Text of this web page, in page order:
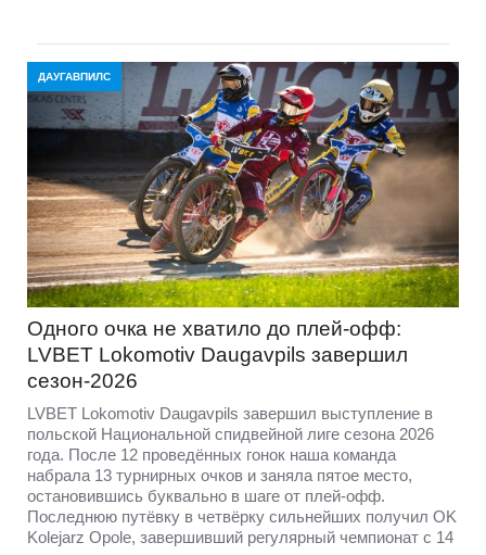
ДАУГАВПИЛС
Одного очка не хватило до плей-офф:
LVBET Lokomotiv Daugavpils завершил
сезон-2026
LVBET Lokomotiv Daugavpils завершил выступление в
польской Национальной спидвейной лиге сезона 2026
года. После 12 проведённых гонок наша команда
набрала 13 турнирных очков и заняла пятое место,
остановившись буквально в шаге от плей-офф.
Последнюю путёвку в четвёрку сильнейших получил OK
Kolejarz Opole, завершивший регулярный чемпионат с 14